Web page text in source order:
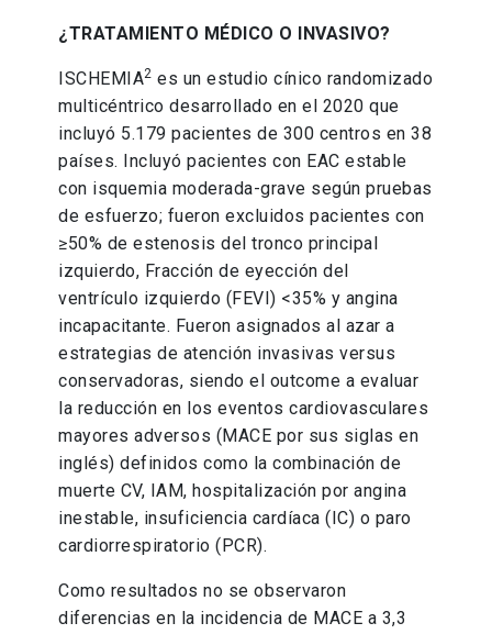
¿TRATAMIENTO MÉDICO O INVASIVO?
ISCHEMIA2 es un estudio cínico randomizado
multicéntrico desarrollado en el 2020 que
incluyó 5.179 pacientes de 300 centros​ en 38
países. Incluyó pacientes con EAC estable
con isquemia moderada-grave según pruebas
de esfuerzo; fueron excluidos pacientes con
≥50% de estenosis del tronco principal
izquierdo, Fracción de eyección del
ventrículo izquierdo (FEVI) <35% y angina
incapacitante.​ Fueron asignados al azar a
estrategias de atención invasivas versus
conservadoras, siendo el outcome a evaluar
la reducción en los eventos cardiovasculares
mayores adversos (MACE por sus siglas en
inglés) definidos como la combinación de
muerte CV, IAM, hospitalización por angina
inestable, insuficiencia cardíaca (IC) o paro
cardiorrespiratorio (PCR). ​
Como resultados no se observaron
diferencias en la incidencia de MACE a 3,3